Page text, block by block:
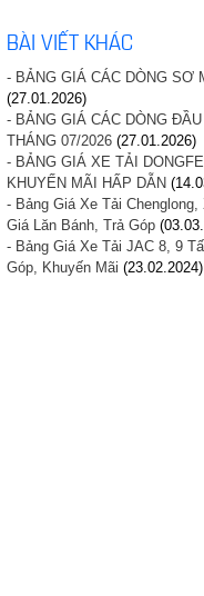
BÀI VIẾT KHÁC
- BẢNG GIÁ CÁC DÒNG SƠ
(27.01.2026)
- BẢNG GIÁ CÁC DÒNG
THÁNG 07/2026 (27.01.2026)
- BẢNG GIÁ XE TẢI
KHUYẾN MÃI HẤP DẪN
- Bảng Giá Xe Tải
Giá Lăn Bánh, Trả Góp
- Bảng Giá Xe Tải JAC 8, 9
Góp, Khuyến Mãi (23.02.2024)